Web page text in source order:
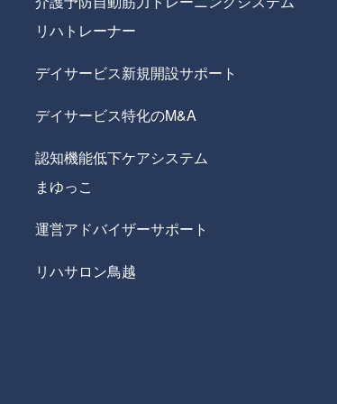
リハトレーナー
デイサービス新規開設サポート
デイサービス特化のM&A
認知機能低下ケアシステム
まゆっこ
運営アドバイザーサポート
リハサロン鳥越